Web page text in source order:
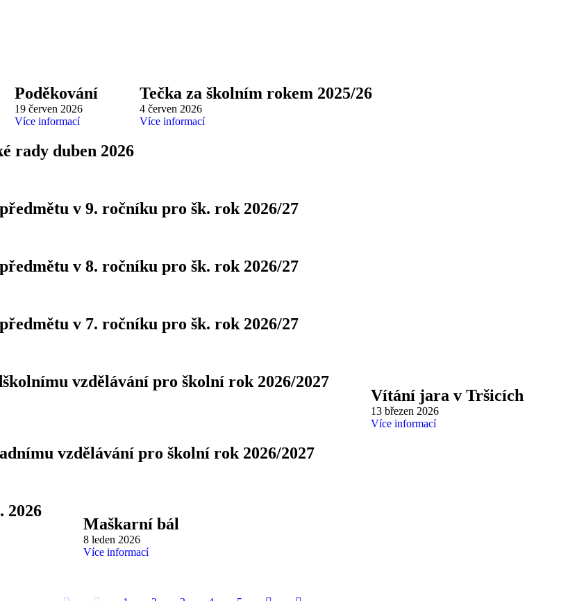
Poděkování
19 červen 2026
Více informací
Tečka za školním rokem 2025/26
4 červen 2026
Více informací
rady duben 2026
v 9. ročníku pro šk. rok 2026/27
v 8. ročníku pro šk. rok 2026/27
v 7. ročníku pro šk. rok 2026/27
vzdělávání pro školní rok 2026/2027
Vítání jara v Tršicích
13 březen 2026
Více informací
vzdělávání pro školní rok 2026/2027
2026
Maškarní bál
8 leden 2026
Více informací